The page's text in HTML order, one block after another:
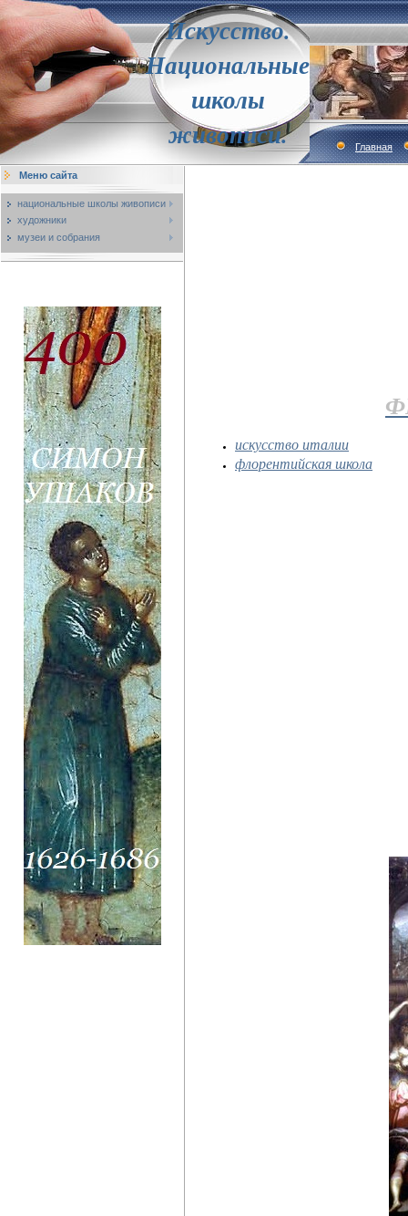
Искусство.
Национальные
школы
живописи.
Главная
Меню сайта
национальные школы живописи
художники
музеи и собрания
искусство италии
флорентийская школа